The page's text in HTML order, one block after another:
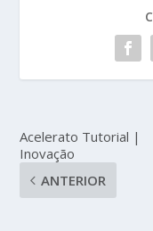
Acelerato Tutorial |
Inovação
ANTERIOR